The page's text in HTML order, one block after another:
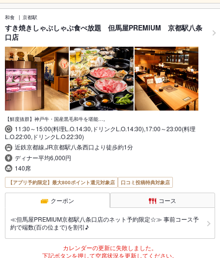
和食 京都駅
すき焼きしゃぶしゃぶ食べ放題 但馬屋PREMIUM 京都駅八条
口店
【鮮度抜群】神戸牛・国産黒毛和牛を堪能…。
11:30～15:00(料理L.O.14:30,ドリンクL.O.14:30),17:00～23:00(料理
L.O.22:00,ドリンクL.O.22:30)
近鉄京都線,JR京都駅八条西口より徒歩約1分
ディナー平均6,000円
140席
【アプリ予約限定】最大800ポイント還元対象店 口コミ投稿特典対象店
クーポン コース
≪但馬屋PREMIUM京都駅八条口店のネット予約限定☆≫ 事前コース予
約で端数(百の位まで)を割引♪
カレンダーの更新に失敗しました。
下記ボタンを押して空席状況を更新してください。